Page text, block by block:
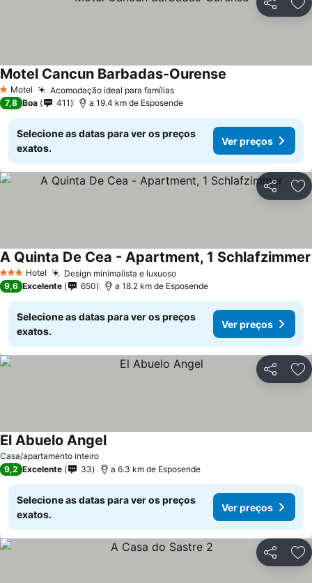
Partilhar
1 Estrelas
Motel Acomodação ideal para famílias
Motel Cancun Barbadas-Ourense
7,8 Boa 411 a 19.4 km de Esposende
Selecione as datas para ver os preços
exatos.
Ver preços
Partilhar
3 EstrelasHotel Design minimalista e luxuoso
A Quinta De Cea - Apartment, 1 Schlafzimmer
9,6 Excelente 650 a 18.2 km de Esposende
Selecione as datas para ver os preços
exatos.
Ver preços
Partilhar
Casa/apartamento inteiro
El Abuelo Angel
9,2 Excelente 33 a 6.3 km de Esposende
Selecione as datas para ver os preços
exatos.
Ver preços
Partilhar